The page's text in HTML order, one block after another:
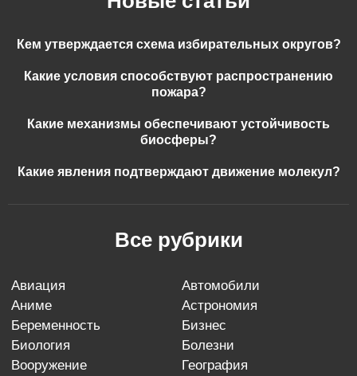
Кем утверждается схема избирательных округов?
Какие условия способствуют распространению
пожара?
Какие механизмы обеспечивают устойчивость
биосферы?
Какие явления подтверждают движение молекул?
Все рубрики
авиация
автомобили
аниме
астрономия
беременность
бизнес
биология
болезни
вооружение
география